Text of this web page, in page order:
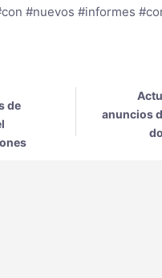
#nuevos #informes
de
anuncios